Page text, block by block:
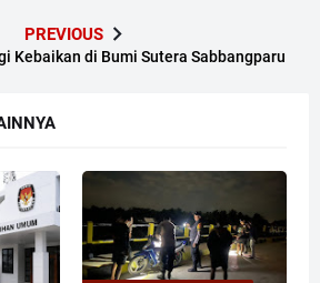
PREVIOUS
Kebaikan di Bumi Sutera Sabbangparu